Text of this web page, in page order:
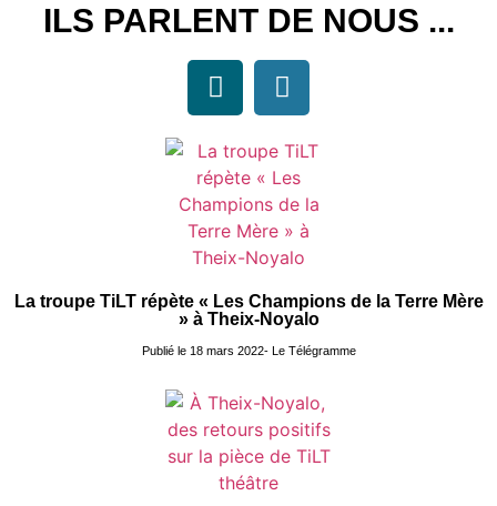
ILS PARLENT DE NOUS ...
La troupe TiLT répète « Les Champions de la Terre Mère
» à Theix-Noyalo
Publié le 18 mars 2022- Le Télégramme